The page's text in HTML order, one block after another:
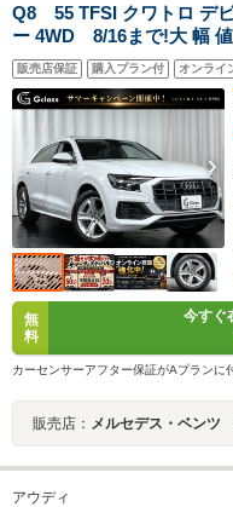
Q8 55 TFSI クワトロ デ
ー 4WD 8/16まで!大 幅
モデル コンフォートアシ
フ Bang&Olufsen 3Dサウ
アサス パワークローズド
販売店保証 購入プラン付 オンライ
無
料
今すぐ
カーセンサーアフター保証がAプランに
販売店： メルセデス・ベン
アウディ